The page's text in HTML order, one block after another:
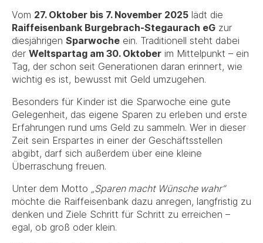
Vom 27. Oktober bis 7. November 2025 lädt die
Raiffeisenbank Burgebrach-Stegaurach eG zur
diesjährigen Sparwoche ein. Traditionell steht dabei
der Weltspartag am 30. Oktober im Mittelpunkt – ein
Tag, der schon seit Generationen daran erinnert, wie
wichtig es ist, bewusst mit Geld umzugehen.
Besonders für Kinder ist die Sparwoche eine gute
Gelegenheit, das eigene Sparen zu erleben und erste
Erfahrungen rund ums Geld zu sammeln. Wer in dieser
Zeit sein Erspartes in einer der Geschäftsstellen
abgibt, darf sich außerdem über eine kleine
Überraschung freuen.
Unter dem Motto „Sparen macht Wünsche wahr“
möchte die Raiffeisenbank dazu anregen, langfristig zu
denken und Ziele Schritt für Schritt zu erreichen –
egal, ob groß oder klein.